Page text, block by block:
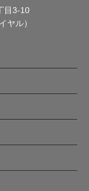
目3-10
ヤル）